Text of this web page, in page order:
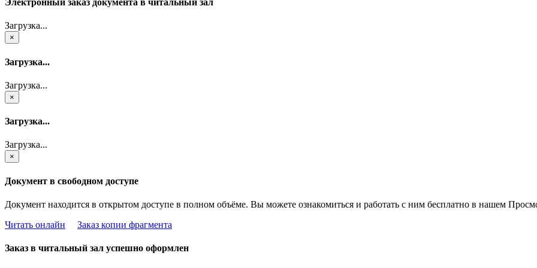
Электронный заказ документа в читальный зал
Загрузка...
×
Загрузка...
Загрузка...
×
Загрузка...
Загрузка...
×
Документ в свободном доступе
Документ находится в открытом доступе в полном объёме. Вы можете ознакомиться и работать с ним бесплатно в нашем
Читать онлайн
Заказ копии фрагмента
Заказ в читальный зал успешно оформлен